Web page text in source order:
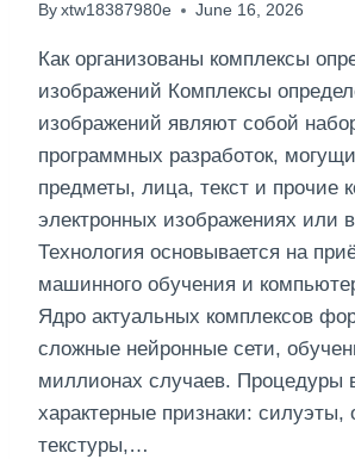
By xtw18387980e June 16, 2026
Как организованы комплексы
изображений Комплексы
изображений являют собой
программных разработок,
предметы, лица, текст и прочие
электронных изображениях или
Технология основывается на
машинного обучения и
Ядро актуальных комплексов
сложные нейронные сети,
миллионах случаев. Процедуры
характерные признаки: силуэты,
текстуры,…